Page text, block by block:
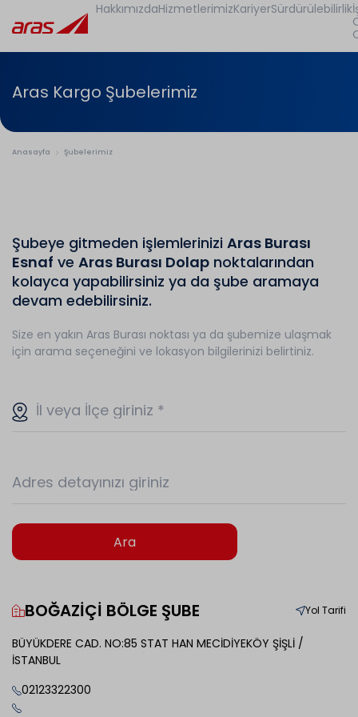
HakkımızdaHizmetlerimizKariyerSürdürülebilirlik
Aras Kargo Şubelerimiz
Anasayfa Şubelerimiz
Şubeye gitmeden işlemlerinizi Aras Burası
Esnaf ve Aras Burası Dolap noktalarından
kolayca yapabilirsiniz ya da şube aramaya
devam edebilirsiniz.
Size en yakın Aras Burası noktası ya da şubemize ulaşmak
için arama seçeneğini ve lokasyon bilgilerinizi belirtiniz.
İl veya İlçe giriniz *
Adres detayınızı giriniz
Ara
BOĞAZİÇİ BÖLGE ŞUBE Yol Tarifi
BÜYÜKDERE CAD. NO:85 STAT HAN MECİDİYEKÖY ŞİŞLİ /
İSTANBUL
02123322300